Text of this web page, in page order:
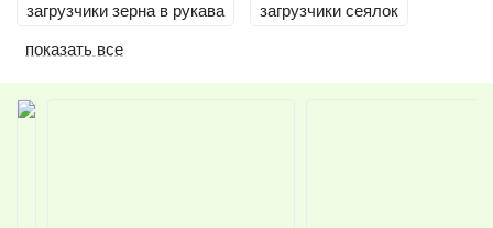
загрузчики зерна в рукава загрузчики сеялок
показать все